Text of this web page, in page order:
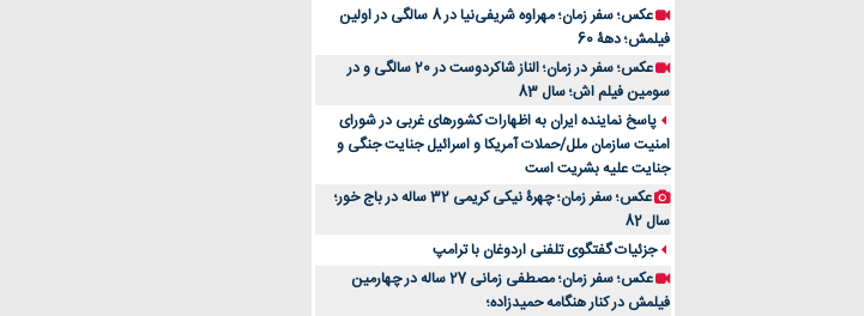
عکس؛ سفر زمان؛ مهراوه شریفی‌نیا در 8 سالگی در اولین
فیلمش؛ دهۀ 60
عکس؛ سفر در زمان؛ الناز شاکردوست در 20 سالگی و در
سومین فیلم اش؛ سال 83
پاسخ نماینده ایران به اظهارات کشورهای غربی در شورای
امنیت سازمان ملل/حملات آمریکا و اسرائیل جنایت جنگی و
جنایت علیه بشریت است
عکس؛ سفر زمان؛ چهرۀ نیکی کریمی 32 ساله در باج خور؛
سال 82
جزئیات گفتگوی تلفنی اردوغان با ترامپ
عکس؛ سفر زمان؛ مصطفی زمانی 27 ساله در چهارمین
فیلمش در کنار هنگامه حمیدزاده؛